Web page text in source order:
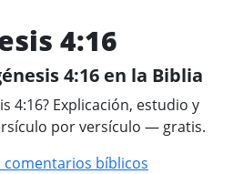
4:16
4:16 en la Biblia
4:16? Explicación, estudio y
por versículo — gratis.
comentarios bíblicos